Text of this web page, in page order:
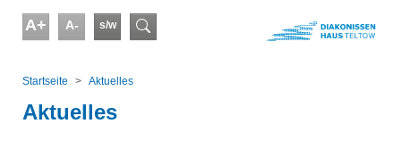
A+ A- s/w Suchformular
Startseite
Aktuelles
Aktuelles